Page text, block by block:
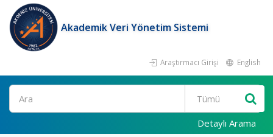
Akademik Veri Yönetim Sistemi
Araştırmacı Girişi English
Ara
Detaylı Arama